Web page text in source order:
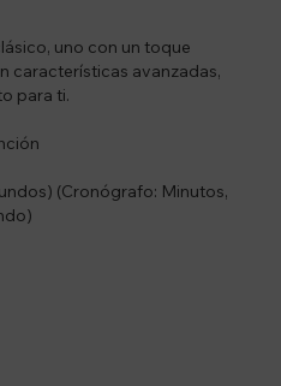
uno con un toque
características avanzadas,
para ti.
(Cronógrafo: Minutos,